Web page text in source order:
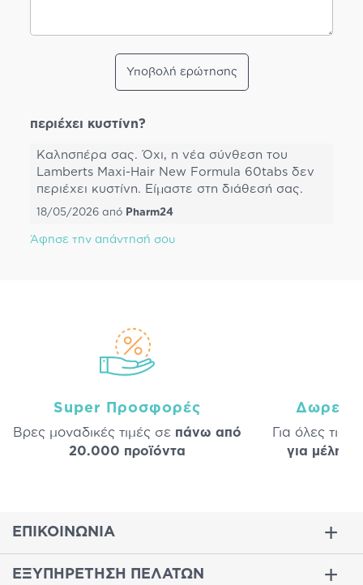
Υποβολή ερώτησης
περιέχει κυστίνη?
Καλησπέρα σας. Όχι, η νέα σύνθεση του
Lamberts Maxi-Hair New Formula 60tabs δεν
περιέχει κυστίνη. Είμαστε στη διάθεσή σας.
18/05/2026 από Pharm24
Άφησε την απάντησή σου
Super Προσφορές
Βρες μοναδικές τιμές σε πάνω από
20.000 προϊόντα
Δωρεάν
Για όλες τις
για μέλη
ΕΠΙΚΟΙΝΩΝΙΑ
ΕΞΥΠΗΡΕΤΗΣΗ ΠΕΛΑΤΩΝ